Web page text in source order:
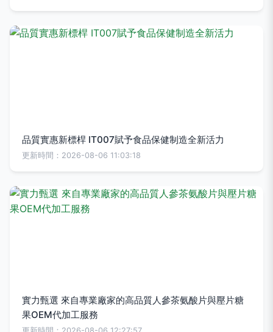
品質實惠新標桿 IT007賦予食品保健制造全新活力
更新時間：2026-08-06 11:03:18
實力甄選 來自專業廠家的高品質人參茶氨酸片與壓片糖
果OEM代加工服務